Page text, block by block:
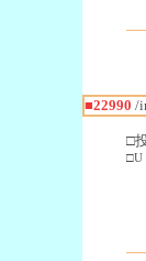
■22990 /
□
□U